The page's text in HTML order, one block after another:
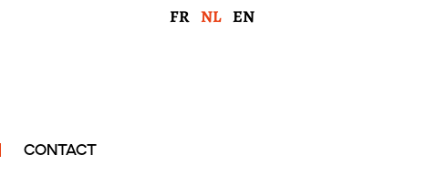
FR NL EN
CONTACT